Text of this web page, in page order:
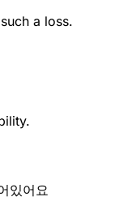
a loss.
있어요